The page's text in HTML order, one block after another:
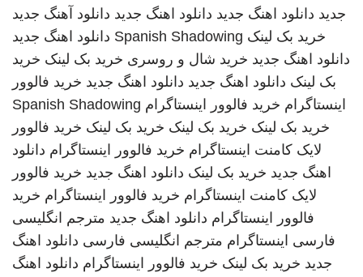
جدید دانلود اهنگ جدید دانلود اهنگ جدید دانلود آهنگ جدید
خرید بک لینک Spanish Shadowing دانلود اهنگ جدید
دانلود اهنگ جدید خرید شال و روسری خرید بک لینک خرید
بک لینک دانلود اهنگ جدید دانلود اهنگ جدید خرید فالوور
اینستاگرام خرید فالوور اینستاگرام Spanish Shadowing
خرید بک لینک خرید بک لینک خرید بک لینک خرید فالوور
لایک کامنت اینستاگرام خرید فالوور اینستاگرام دانلود
اهنگ جدید خرید بک لینک دانلود اهنگ جدید خرید فالوور
لایک کامنت اینستاگرام خرید فالوور اینستاگرام خرید
فالوور اینستاگرام دانلود اهنگ جدید مترجم انگلیسی
فارسی اینستاگرام مترجم انگلیسی فارسی دانلود اهنگ
جدید خرید بک لینک خرید فالوور اینستاگرام دانلود اهنگ